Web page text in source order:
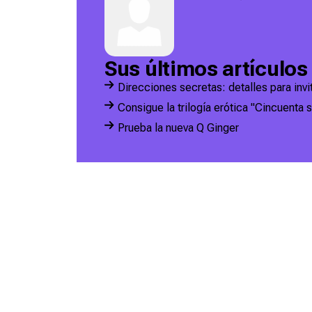
Sus últimos artículos
Direcciones secretas: detalles para
Consigue la trilogía erótica "Cincuenta
Prueba la nueva Q Ginger